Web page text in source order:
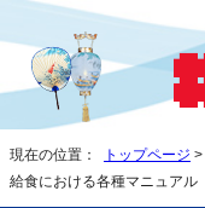
現在の位置： トップページ >
給食における各種マニュアル